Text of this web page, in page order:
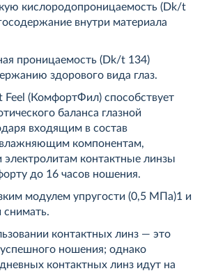
кислородопроницаемость (Dk/t
внутри материала
проницаемость (Dk/t 134)
здорового вида глаз.
Feel (КомфортФил) способствует
баланса глазной
входящим в состав
компонентам,
контактные линзы
до 16 часов ношения.
модулем упругости (0,5 МПа)1 и
снимать.
контактных линз — это
ношения; однако
контактных линз идут на